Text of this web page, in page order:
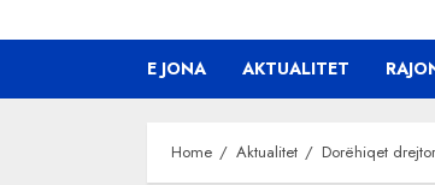
E JONA AKTUALITET
Home Aktualitet Dorëhiqet